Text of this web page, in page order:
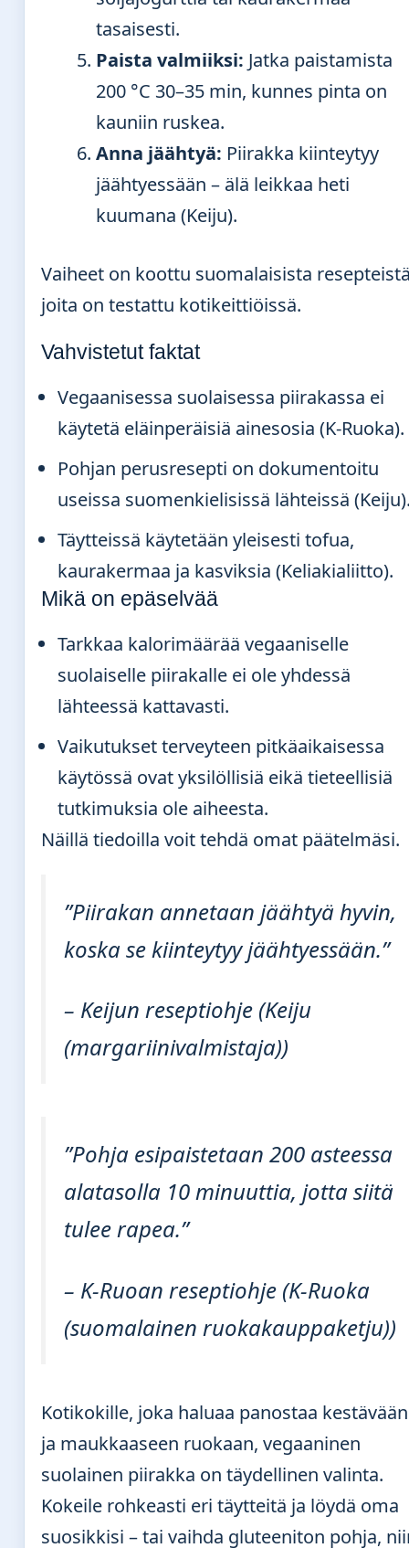
tasaisesti.
Paista valmiiksi: Jatka paistamista
200 °C 30–35 min, kunnes pinta on
kauniin ruskea.
Anna jäähtyä: Piirakka kiinteytyy
jäähtyessään – älä leikkaa heti
kuumana (Keiju).
Vaiheet on koottu suomalaisista
joita on testattu kotikeittiöissä.
Vahvistetut faktat
Vegaanisessa suolaisessa piirakassa ei
käytetä eläinperäisiä ainesosia (K-Ruoka).
Pohjan perusresepti on dokumentoitu
useissa suomenkielisissä lähteissä
Täytteissä käytetään yleisesti tofua,
kaurakermaa ja kasviksia (Keliakialiitto).
Mikä on epäselvää
Tarkkaa kalorimäärää vegaaniselle
suolaiselle piirakalle ei ole yhdessä
lähteessä kattavasti.
Vaikutukset terveyteen pitkäaikaisessa
käytössä ovat yksilöllisiä eikä tieteellisiä
tutkimuksia ole aiheesta.
Näillä tiedoilla voit tehdä omat päätelmäsi.
”Piirakan annetaan jäähtyä hyvin,
koska se kiinteytyy jäähtyessään.”
– Keijun reseptiohje (Keiju
(margariinivalmistaja))
”Pohja esipaistetaan 200 asteessa
alatasolla 10 minuuttia, jotta siitä
tulee rapea.”
– K-Ruoan reseptiohje (K-Ruoka
(suomalainen ruokakauppaketju))
Kotikokille, joka haluaa panostaa kestävään
ja maukkaaseen ruokaan, vegaaninen
suolainen piirakka on täydellinen valinta.
Kokeile rohkeasti eri täytteitä ja löydä oma
suosikkisi – tai vaihda gluteeniton pohja,